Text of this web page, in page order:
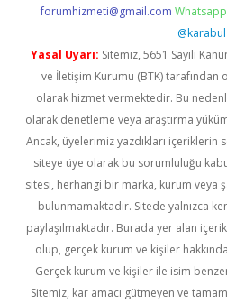
forumhizmeti@gmail.com
@karabul
Yasal Uyarı: Sitemiz, 5651 Sayılı
ve İletişim Kurumu (BTK) tarafından
olarak hizmet vermektedir. Bu
olarak denetleme veya araştırma
Ancak, üyelerimiz yazdıkları içeriklerin
siteye üye olarak bu sorumluluğu
sitesi, herhangi bir marka, kurum veya
bulunmamaktadır. Sitede yalnızca
paylaşılmaktadır. Burada yer alan
olup, gerçek kurum ve kişiler
Gerçek kurum ve kişiler ile isim
Sitemiz, kar amacı gütmeyen ve